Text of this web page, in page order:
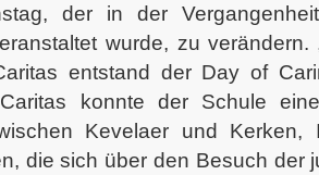
der in der
wurde, zu verändern.
entstand der Day of
konnte der Schule
Kevelaer und Kerken,
die sich über den Besuch der